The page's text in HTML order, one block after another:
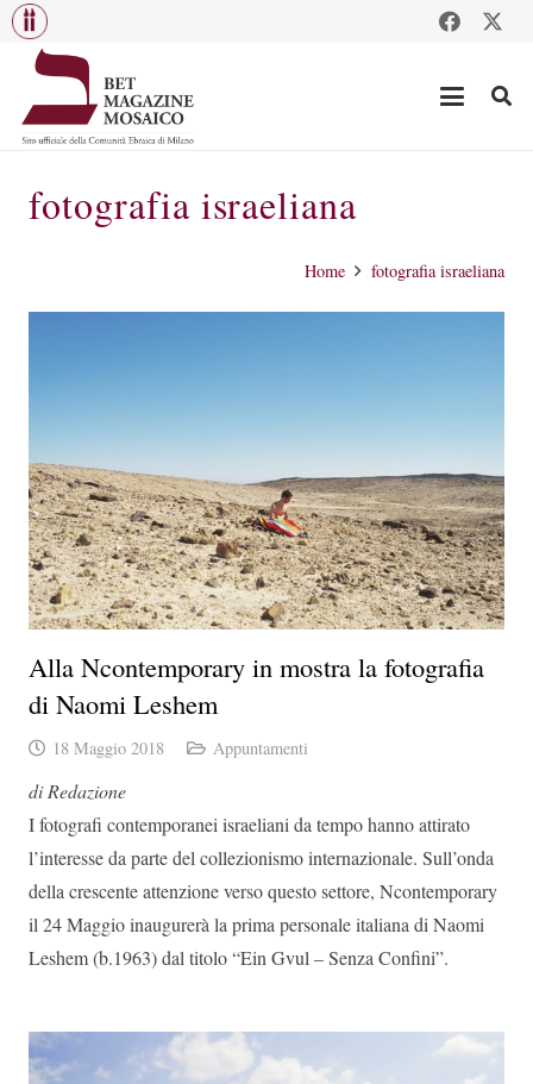
fotografia israeliana
Home fotografia israeliana
Alla Ncontemporary in mostra la fotografia
di Naomi Leshem
18 Maggio 2018 Appuntamenti
di Redazione
I fotografi contemporanei israeliani da tempo hanno attirato
l’interesse da parte del collezionismo internazionale. Sull’onda
della crescente attenzione verso questo settore, Ncontemporary
il 24 Maggio inaugurerà la prima personale italiana di Naomi
Leshem (b.1963) dal titolo “Ein Gvul – Senza Confini”.